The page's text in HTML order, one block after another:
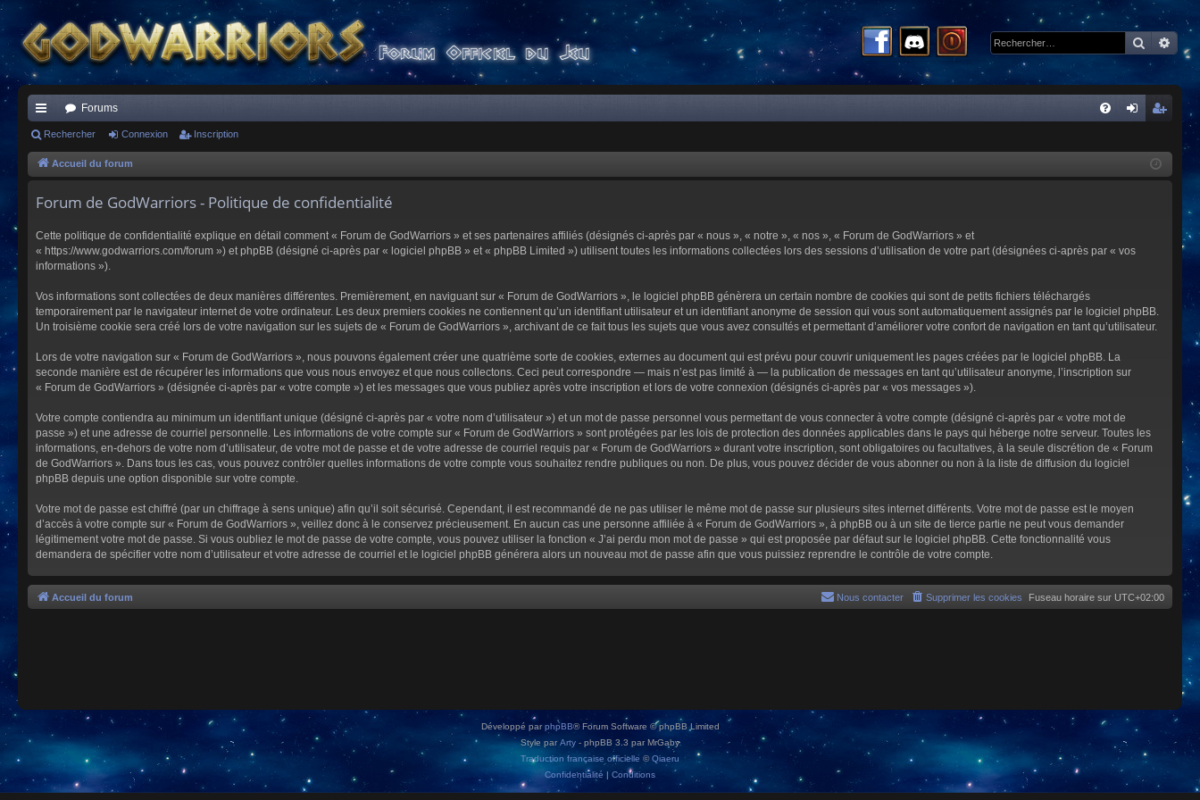
ac
co
s
Forums
cri
Rechercher Connexion Inscription
Accueil du forum
Forum de GodWarriors - Politique de confidentialité
Cette politique de confidentialité explique en détail comment « Forum de GodWarriors » et ses partenaires affiliés (désignés ci-après par « nous », « notre », « nos », « Forum de GodWarriors » et
« https://www.godwarriors.com/forum ») et phpBB (désigné ci-après par « logiciel phpBB » et « phpBB Limited ») utilisent toutes les informations collectées lors des sessions d’utilisation de votre part (désignées ci-après par « vos
informations »).
Vos informations sont collectées de deux manières différentes. Premièrement, en naviguant sur « Forum de GodWarriors », le logiciel phpBB génèrera un certain nombre de cookies qui sont de petits fichiers téléchargés
temporairement par le navigateur internet de votre ordinateur. Les deux premiers cookies ne contiennent qu’un identifiant utilisateur et un identifiant anonyme de session qui vous sont automatiquement assignés par le logiciel phpBB.
Un troisième cookie sera créé lors de votre navigation sur les sujets de « Forum de GodWarriors », archivant de ce fait tous les sujets que vous avez consultés et permettant d’améliorer votre confort de navigation en tant qu’utilisateur.
Lors de votre navigation sur « Forum de GodWarriors », nous pouvons également créer une quatrième sorte de cookies, externes au document qui est prévu pour couvrir uniquement les pages créées par le logiciel phpBB. La
seconde manière est de récupérer les informations que vous nous envoyez et que nous collectons. Ceci peut correspondre — mais n’est pas limité à — la publication de messages en tant qu’utilisateur anonyme, l’inscription sur
« Forum de GodWarriors » (désignée ci-après par « votre compte ») et les messages que vous publiez après votre inscription et lors de votre connexion (désignés ci-après par « vos messages »).
Votre compte contiendra au minimum un identifiant unique (désigné ci-après par « votre nom d’utilisateur ») et un mot de passe personnel vous permettant de vous connecter à votre compte (désigné ci-après par « votre mot de
passe ») et une adresse de courriel personnelle. Les informations de votre compte sur « Forum de GodWarriors » sont protégées par les lois de protection des données applicables dans le pays qui héberge notre serveur. Toutes les
informations, en-dehors de votre nom d’utilisateur, de votre mot de passe et de votre adresse de courriel requis par « Forum de GodWarriors » durant votre inscription, sont obligatoires ou facultatives, à la seule discrétion de « Forum
de GodWarriors ». Dans tous les cas, vous pouvez contrôler quelles informations de votre compte vous souhaitez rendre publiques ou non. De plus, vous pouvez décider de vous abonner ou non à la liste de diffusion du logiciel
phpBB depuis une option disponible sur votre compte.
Votre mot de passe est chiffré (par un chiffrage à sens unique) afin qu’il soit sécurisé. Cependant, il est recommandé de ne pas utiliser le même mot de passe sur plusieurs sites internet différents. Votre mot de passe est le moyen
d’accès à votre compte sur « Forum de GodWarriors », veillez donc à le conservez précieusement. En aucun cas une personne affiliée à « Forum de GodWarriors », à phpBB ou à un site de tierce partie ne peut vous demander
légitimement votre mot de passe. Si vous oubliez le mot de passe de votre compte, vous pouvez utiliser la fonction « J’ai perdu mon mot de passe » qui est proposée par défaut sur le logiciel phpBB. Cette fonctionnalité vous
demandera de spécifier votre nom d’utilisateur et votre adresse de courriel et le logiciel phpBB générera alors un nouveau mot de passe afin que vous puissiez reprendre le contrôle de votre compte.
Accueil du forum Fuseau horaire sur UTC+02:00
Supprimer les cookies
Nous contacter
Développé parphpBB® Forum Software © phpBB Limited
Style par Arty - phpBB 3.3 par MrGaby
Traduction française officielle ©Qiaeru
Confidentialité | Conditions